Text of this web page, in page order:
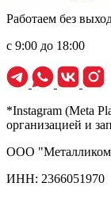
Работаем без
с 9:00 до 18:00
*Instagram (Meta
организацией и
ООО "Металликом
ИНН: 2366051970